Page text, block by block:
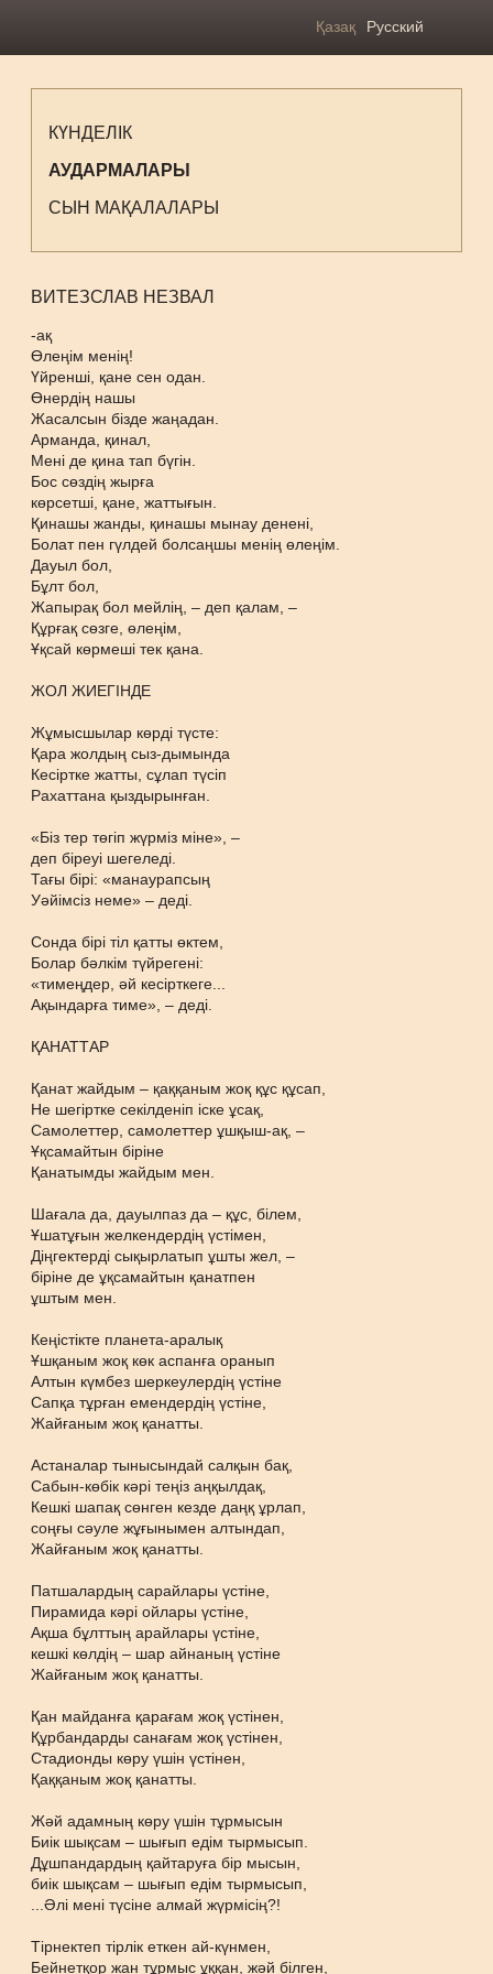
Қазақ Русский
КҮНДЕЛІК
АУДАРМАЛАРЫ
СЫН МАҚАЛАЛАРЫ
ВИТЕЗСЛАВ НЕЗВАЛ
-ақ
Өлеңім менің!
Үйренші, қане сен одан.
Өнердің нашы
Жасалсын бізде жаңадан.
Арманда, қинал,
Мені де қина тап бүгін.
Бос сөздің жырға
көрсетші, қане, жаттығын.
Қинашы жанды, қинашы мынау денені,
Болат пен гүлдей болсаңшы менің өлеңім.
Дауыл бол,
Бұлт бол,
Жапырақ бол мейлің, – деп қалам, –
Құрғақ сөзге, өлеңім,
Ұқсай көрмеші тек қана.
ЖОЛ ЖИЕГІНДЕ
Жұмысшылар көрді түсте:
Қара жолдың сыз-дымында
Кесіртке жатты, сұлап түсіп
Рахаттана қыздырынған.
«Біз тер төгіп жүрміз міне», –
деп біреуі шегеледі.
Тағы бірі: «манаурапсың
Уәйімсіз неме» – деді.
Сонда бірі тіл қатты өктем,
Болар бәлкім түйрегені:
«тимеңдер, әй кесірткеге...
Ақындарға тиме», – деді.
ҚАНАТТАР
Қанат жайдым – қаққаным жоқ құс құсап,
Не шегіртке секілденіп іске ұсақ,
Самолеттер, самолеттер ұшқыш-ақ, –
Ұқсамайтын біріне
Қанатымды жайдым мен.
Шағала да, дауылпаз да – құс, білем,
Ұшатұғын желкендердің үстімен,
Діңгектерді сықырлатып ұшты жел, –
біріне де ұқсамайтын қанатпен
ұштым мен.
Кеңістікте планета-аралық
Ұшқаным жоқ көк аспанға оранып
Алтын күмбез шеркеулердің үстіне
Сапқа тұрған емендердің үстіне,
Жайғаным жоқ қанатты.
Астаналар тынысындай салқын бақ,
Сабын-көбік кәрі теңіз аңқылдақ,
Кешкі шапақ сөнген кезде даңқ ұрлап,
соңғы сәуле жұғынымен алтындап,
Жайғаным жоқ қанатты.
Патшалардың сарайлары үстіне,
Пирамида кәрі ойлары үстіне,
Ақша бұлттың арайлары үстіне,
кешкі көлдің – шар айнаның үстіне
Жайғаным жоқ қанатты.
Қан майданға қарағам жоқ үстінен,
Құрбандарды санағам жоқ үстінен,
Стадионды көру үшін үстінен,
Қаққаным жоқ қанатты.
Жәй адамның көру үшін тұрмысын
Биік шықсам – шығып едім тырмысып.
Дұшпандардың қайтаруға бір мысын,
биік шықсам – шығып едім тырмысып,
...Әлі мені түсіне алмай жүрмісің?!
Тірнектеп тірлік еткен ай-күнмен,
Бейнетқор жан тұрмыс ұққан, жәй білген,